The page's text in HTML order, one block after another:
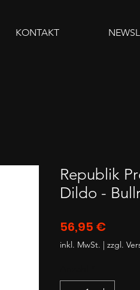
KONTAKT
Republik
Dildo -
56,95 €
inkl. MwSt. | zzgl.